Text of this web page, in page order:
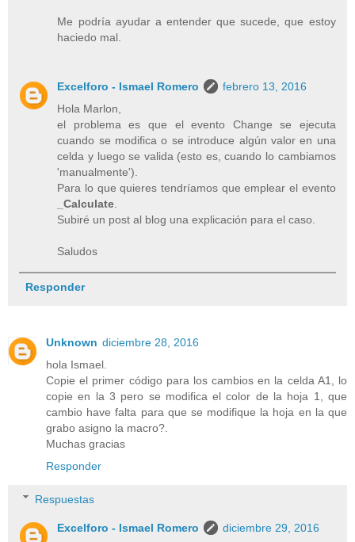
Me podría ayudar a entender que sucede, que estoy
haciedo mal.
Excelforo - Ismael Romero
febrero 13, 2016
Hola Marlon,
el problema es que el evento Change se ejecuta
cuando se modifica o se introduce algún valor en una
celda y luego se valida (esto es, cuando lo cambiamos
'manualmente').
Para lo que quieres tendríamos que emplear el evento
_Calculate
Subiré un post al blog una explicación para el caso.
Saludos
Responder
Unknown diciembre 28, 2016
hola Ismael.
Copie el primer código para los cambios en la celda A1, lo
copie en la 3 pero se modifica el color de la hoja 1, que
cambio have falta para que se modifique la hoja en la que
grabo asigno la macro?.
Muchas gracias
Responder
Respuestas
Excelforo - Ismael Romero
diciembre 29, 2016